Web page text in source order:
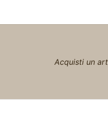
Acquisti un